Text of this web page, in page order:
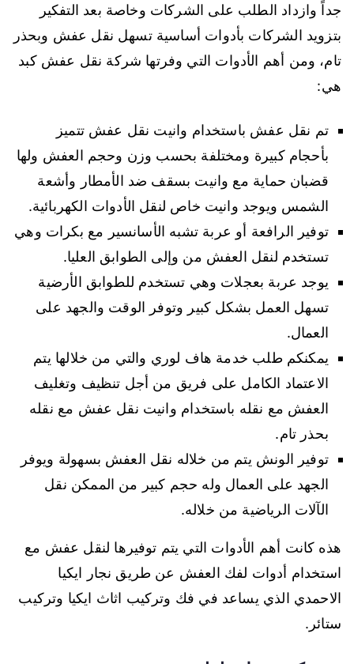
جداً وازداد الطلب على الشركات وخاصة بعد التفكير
بتزويد الشركات بأدوات أساسية تسهل نقل عفش وبحذر
تام، ومن أهم الأدوات التي وفرتها شركة نقل عفش كبد
هي:
تم نقل عفش باستخدام وانيت نقل عفش تتميز
بأحجام كبيرة ومختلفة بحسب وزن وحجم العفش ولها
قضبان حماية مع وانيت بسقف ضد الأمطار وأشعة
الشمس ويوجد وانيت خاص لنقل الأدوات الكهربائية.
توفير الرافعة أو عربة تشبه الأسانسير مع بكرات وهي
تستخدم لنقل العفش من وإلى الطوابق العليا.
يوجد عربة بعجلات وهي تستخدم للطوابق الأرضية
تسهل العمل بشكل كبير وتوفر الوقت والجهد على
العمال.
يمكنكم طلب خدمة هاف لوري والتي من خلالها يتم
الاعتماد الكامل على فريق من أجل تنظيف وتغليف
العفش مع نقله باستخدام وانيت نقل عفش مع نقله
بحذر تام.
توفير الونش يتم من خلاله نقل العفش بسهولة ويوفر
الجهد على العمال وله حجم كبير من الممكن نقل
الآلات الرياضية من خلاله.
هذه كانت أهم الأدوات التي يتم توفيرها لنقل عفش مع
استخدام أدوات لفك العفش عن طريق نجار ايكيا
الاحمدي الذي يساعد في فك وتركيب اثاث ايكيا وتركيب
ستائر.